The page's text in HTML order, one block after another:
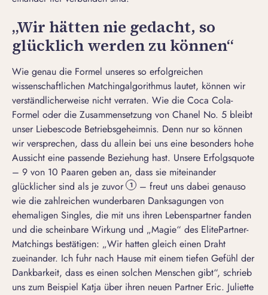
„Wir hätten nie gedacht, so
glücklich werden zu können“
Wie genau die Formel unseres so erfolgreichen
wissenschaftlichen Matchingalgorithmus lautet, können wir
verständlicherweise nicht verraten. Wie die Coca Cola-
Formel oder die Zusammensetzung von Chanel No. 5 bleibt
unser Liebescode Betriebsgeheimnis. Denn nur so können
wir versprechen, dass du allein bei uns eine besonders hohe
Aussicht eine passende Beziehung hast. Unsere Erfolgsquote
– 9 von 10 Paaren geben an, dass sie miteinander
glücklicher sind als je zuvor
1
– freut uns dabei genauso
wie die zahlreichen wunderbaren Danksagungen von
ehemaligen Singles, die mit uns ihren Lebenspartner fanden
und die scheinbare Wirkung und „Magie“ des ElitePartner-
Matchings bestätigen: „Wir hatten gleich einen Draht
zueinander. Ich fuhr nach Hause mit einem tiefen Gefühl der
Dankbarkeit, dass es einen solchen Menschen gibt“, schrieb
uns zum Beispiel Katja über ihren neuen Partner Eric. Juliette